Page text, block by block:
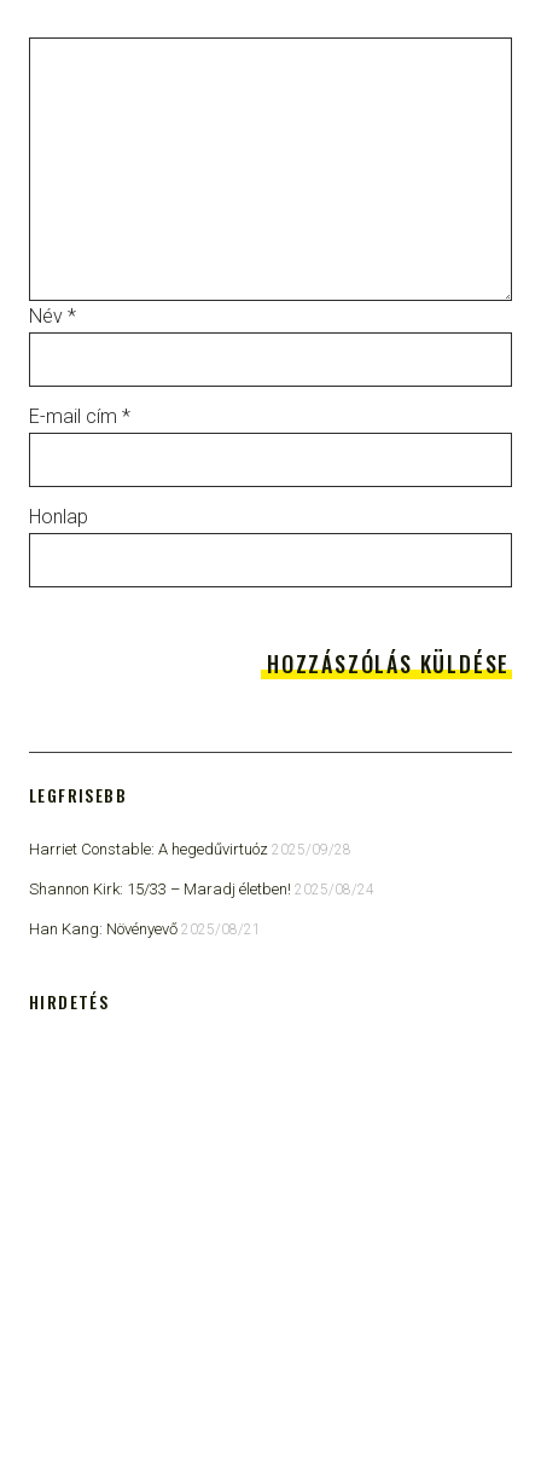
Név *
E-mail cím *
Honlap
LEGFRISEBB
Harriet Constable: A hegedűvirtuóz 2025/09/28
Shannon Kirk: 15/33 ​– Maradj életben! 2025/08/24
Han Kang: Növényevő 2025/08/21
HIRDETÉS